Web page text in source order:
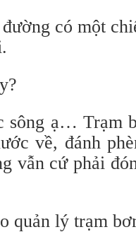
có một
sông ạ… Trạm
về, đánh
vẫn cứ phải
quản lý trạm